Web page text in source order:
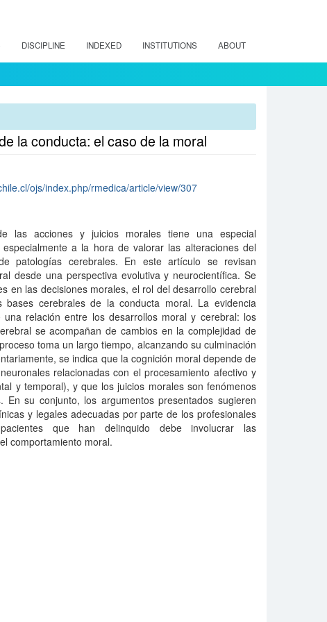
DISCIPLINE INDEXED INSTITUTIONS ABOUT
la conducta: el caso de la moral
ojs/index.php/rmedica/article/view/307
las acciones y juicios morales tiene una especial
a la hora de valorar las alteraciones del
patologías cerebrales. En este artículo se revisan
desde una perspectiva evolutiva y neurocientífica. Se
en las decisiones morales, el rol del desarrollo cerebral
cerebrales de la conducta moral. La evidencia
relación entre los desarrollos moral y cerebral: los
se acompañan de cambios en la complejidad de
toma un largo tiempo, alcanzando su culminación
se indica que la cognición moral depende de
relacionadas con el procesamiento afectivo y
y temporal), y que los juicios morales son fenómenos
En su conjunto, los argumentos presentados sugieren
y legales adecuadas por parte de los profesionales
que han delinquido debe involucrar las
comportamiento moral.